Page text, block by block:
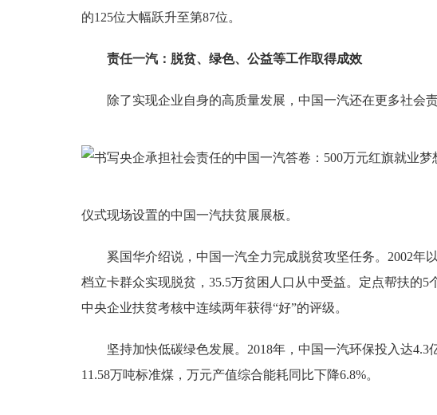
的125位大幅跃升至第87位。
责任一汽：脱贫、绿色、公益等工作取得成效
除了实现企业自身的高质量发展，中国一汽还在更多社会责
仪式现场设置的中国一汽扶贫展展板。
奚国华介绍说，中国一汽全力完成脱贫攻坚任务。2002年
档立卡群众实现脱贫，35.5万贫困人口从中受益。定点帮扶的
中央企业扶贫考核中连续两年获得“好”的评级。
坚持加快低碳绿色发展。2018年，中国一汽环保投入达4.3
11.58万吨标准煤，万元产值综合能耗同比下降6.8%。